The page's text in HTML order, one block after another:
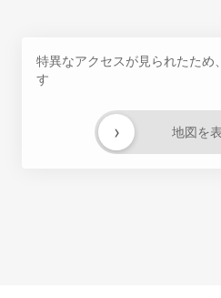
特異なアクセスが見られたため
す
地図を
›